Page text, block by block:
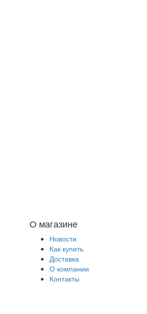
О магазине
Новости
Как купить
Доставка
О компании
Контакты